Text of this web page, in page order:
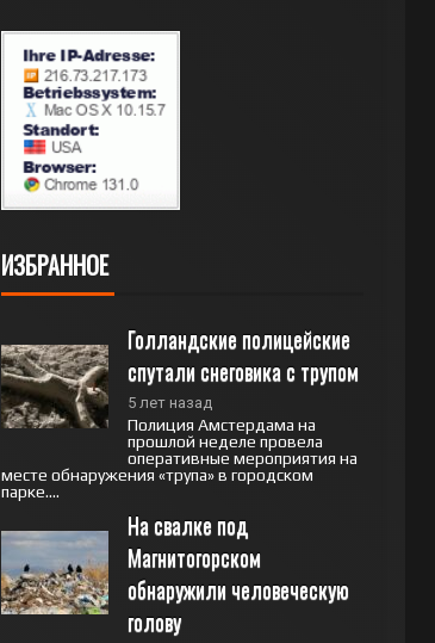
ИЗБРАННОЕ
Голландские полицейские
спутали снеговика с трупом
5 лет назад
Полиция Амстердама на
прошлой неделе провела
оперативные мероприятия на
месте обнаружения «трупа» в городском
парке....
На свалке под
Магнитогорском
обнаружили человеческую
голову